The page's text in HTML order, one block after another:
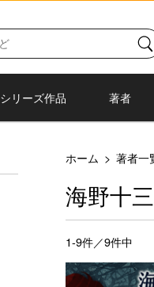
シリーズ作品 著者
ホーム > 著者一
海野十
1-9件／9件中